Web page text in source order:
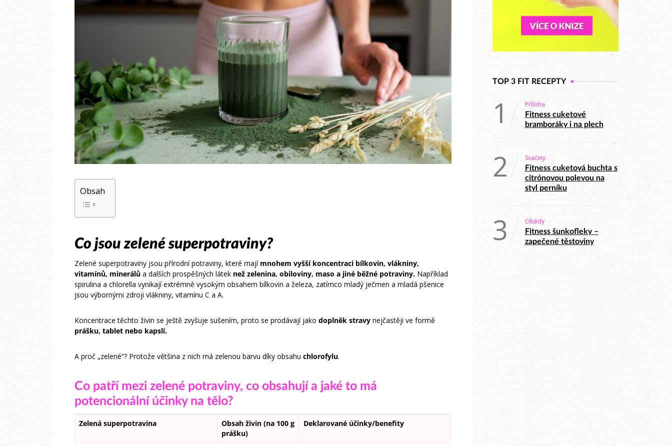
Obsah
Co jsou zelené superpotraviny?
Zelené superpotraviny jsou přírodní potraviny, které mají mnohem vyšší koncentraci bílkovin, vlákniny,
vitamínů, minerálů a dalších prospěšných látek než zelenina, obiloviny, maso a jiné běžné potraviny. Například
spirulina a chlorella vynikají extrémně vysokým obsahem bílkovin a železa, zatímco mladý ječmen a mladá pšenice
jsou výbornými zdroji vlákniny, vitamínu C a A.
Koncentrace těchto živin se ještě zvyšuje sušením, proto se prodávají jako doplněk stravy nejčastěji ve formě
prášku, tablet nebo kapslí.
A proč „zelené“? Protože většina z nich má zelenou barvu díky obsahu chlorofylu.
Co patří mezi zelené potraviny, co obsahují a jaké to má
potencionální účinky na tělo?
Zelená superpotravina
Obsah živin (na 100 g
prášku)
Deklarované účinky/benefity
TOP 3 FIT RECEPTY
1 Příloha
Fitness cuketové
bramboráky i na plech
2 Svačiny
Fitness cuketová buchta s
citrónovou polevou na
styl perníku
3 Obědy
Fitness šunkofleky –
zapečené těstoviny